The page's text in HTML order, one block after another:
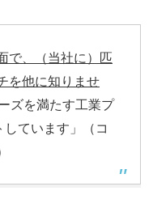
で、（当社に）匹
を他に知りませ
ズを満たす工業プ
ています」（コ